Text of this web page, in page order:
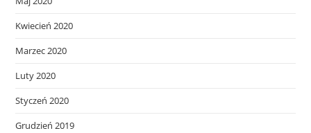
Kwiecień 2020
Marzec 2020
Luty 2020
Styczeń 2020
Grudzień 2019